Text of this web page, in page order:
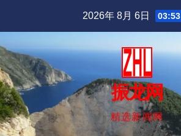
内
容
2026年 8月 6日 03:53
振龙网
精选新闻网